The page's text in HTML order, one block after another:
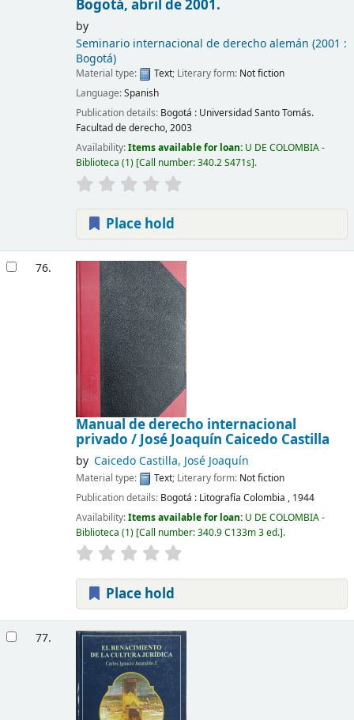
Bogotá, abril de 2001.
by
Seminario internacional de derecho alemán (2001 :
Bogotá)
Material type: Text; Literary form: Not fiction
Language:Spanish
Publication details: Bogotá : Universidad Santo Tomás.
Facultad de derecho,2003
Availability:Items available for loan: U DE COLOMBIA -
Biblioteca (1) Call number:340.2 S471s .
Place hold
76.
Manual de derecho internacional
privado / José Joaquín Caicedo Castilla
by Caicedo Castilla, José Joaquín
Material type: Text; Literary form: Not fiction
Publication details: Bogotá : Litografía Colombia , 1944
Availability:Items available for loan: U DE COLOMBIA -
Biblioteca (1) Call number:340.9 C133m 3 ed. .
Place hold
77.